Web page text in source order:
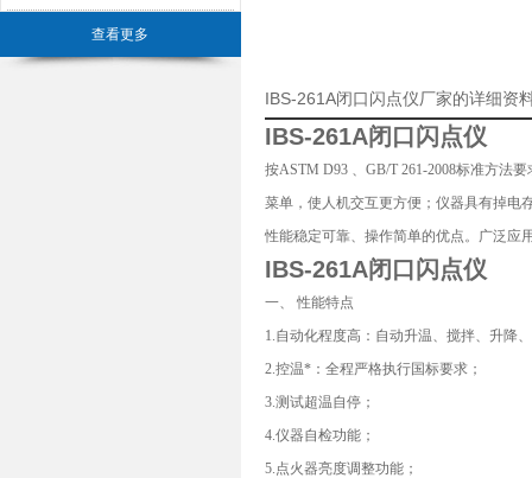
查看更多
IBS-261A闭口闪点仪厂家的详细资
IBS-261A闭口闪点仪
按ASTM D93 、GB/T 261-2008标准方法
菜单，使人机交互更方便；仪器具有掉电
性能稳定可靠、操作简单的优点。广泛应
IBS-261A闭口闪点仪
一、 性能特点
1.自动化程度高：自动升温、搅拌、升降
2.控温*：全程严格执行国标要求；
3.测试超温自停；
4.仪器自检功能；
5.点火器亮度调整功能；